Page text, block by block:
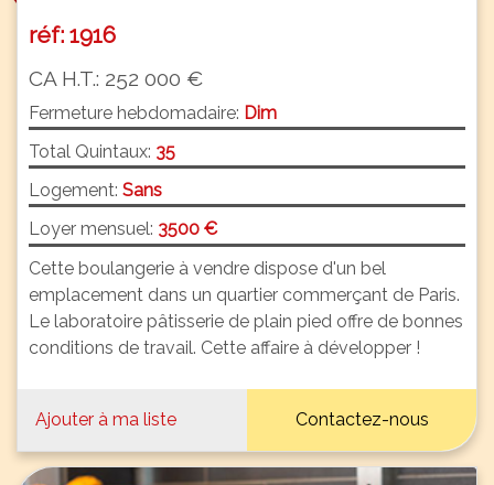
réf: 1916
CA H.T.: 252 000 €
Fermeture hebdomadaire: Dim
Total Quintaux: 35
Logement: Sans
Loyer mensuel: 3500 €
Cette boulangerie à vendre dispose d'un bel
emplacement dans un quartier commerçant de Paris.
Le laboratoire pâtisserie de plain pied offre de bonnes
conditions de travail. Cette affaire à développer !
Ajouter à ma liste Contactez-nous